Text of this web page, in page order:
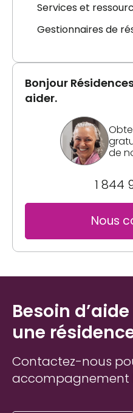
Services et
Gestionnaires de
Bonjour
aider.
de
1 844
Nous
Besoin
une
Contactez-nous
accompagnement